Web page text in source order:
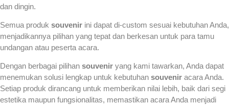
dan dingin.
Semua produk souvenir ini dapat di-custom sesuai kebutuhan Anda,
menjadikannya pilihan yang tepat dan berkesan untuk para tamu
undangan atau peserta acara.
Dengan berbagai pilihan souvenir yang kami tawarkan, Anda dapat
menemukan solusi lengkap untuk kebutuhan souvenir acara Anda.
Setiap produk dirancang untuk memberikan nilai lebih, baik dari segi
estetika maupun fungsionalitas, memastikan acara Anda menjadi